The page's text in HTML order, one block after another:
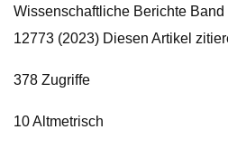
Wissenschaftliche Berichte Band
12773 (2023) Diesen Artikel
378 Zugriffe
10 Altmetrisch